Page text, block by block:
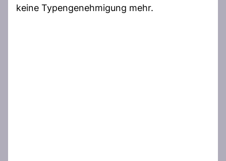
keine Typengenehmigung mehr.